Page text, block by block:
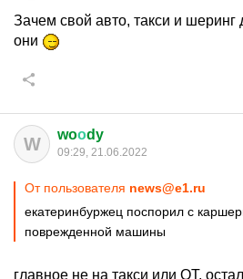
Зачем свой авто, такси и
они
W woоdy
09:29, 21.06.2022
От пользователя news@e1.ru
екатеринбуржец поспорил с
поврежденной машины
главное не на такси или ОТ,